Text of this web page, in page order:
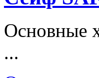
Основные
...